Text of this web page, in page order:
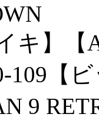
キ】
109【
9